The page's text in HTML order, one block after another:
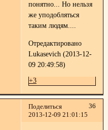
понятно... Но нельзя
же уподобляться
таким людям....
Отредактировано
Lukasevich (2013-12-
09 20:49:58)
+3
Поделиться
36
2013-12-09 21:01:15